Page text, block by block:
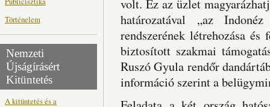
Történelem
Nemzeti
Újságírásért
Kitüntetés
A kitüntetés és a
volt. Ez az üzlet
határozatával „az
rendszerének létrehozása
biztosított szakmai
Ruszó Gyula rendőr
információ szerint a